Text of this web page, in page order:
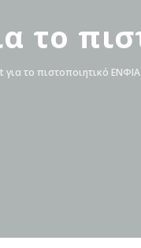
το
για το πιστοποιητικό